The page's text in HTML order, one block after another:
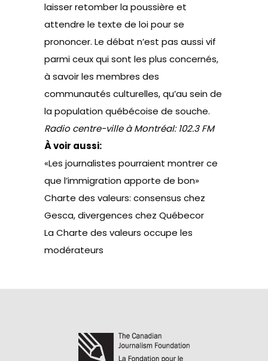
laisser retomber la poussière et
attendre le texte de loi pour se
prononcer. Le débat n’est pas aussi vif
parmi ceux qui sont les plus concernés,
à savoir les membres des
communautés culturelles, qu’au sein de
la population québécoise de souche.
Radio centre-ville à Montréal: 102.3 FM
À voir aussi:
«Les journalistes pourraient montrer ce
que l’immigration apporte de bon»
Charte des valeurs: consensus chez
Gesca, divergences chez Québecor
La Charte des valeurs occupe les
modérateurs